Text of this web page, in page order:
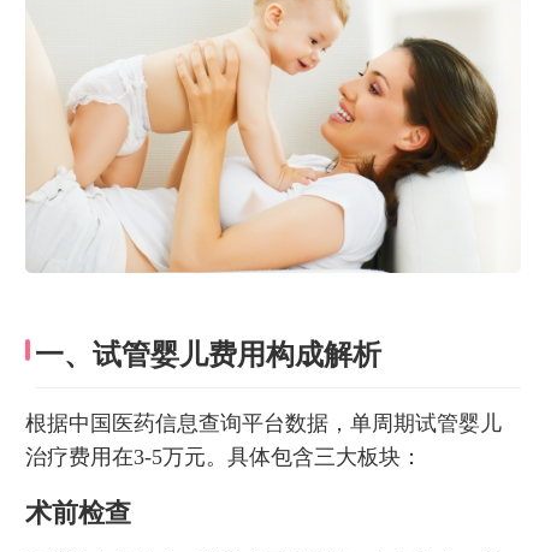
一、试管婴儿费用构成解析
根据中国医药信息查询平台数据，单周期试管婴儿
治疗费用在3-5万元。具体包含三大板块：
术前检查